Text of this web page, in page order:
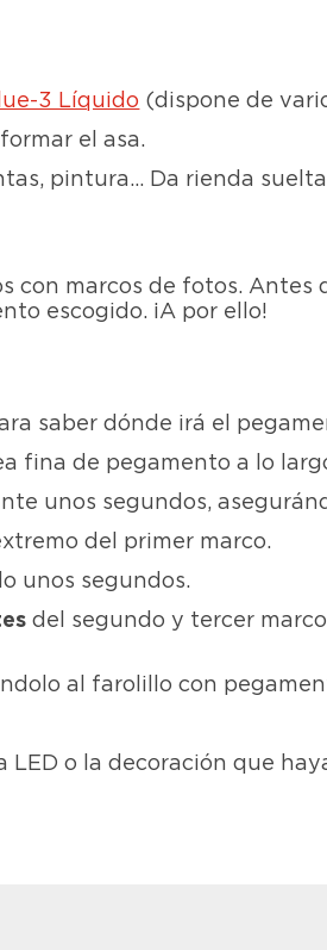
3 Líquido (dispone de
el asa.
pintura… Da rienda
con marcos de fotos. Antes
escogido. ¡A por ello!
saber dónde irá el
fina de pegamento a lo
unos segundos,
del primer marco.
unos segundos.
del segundo y tercer
al farolillo con
LED o la decoración que